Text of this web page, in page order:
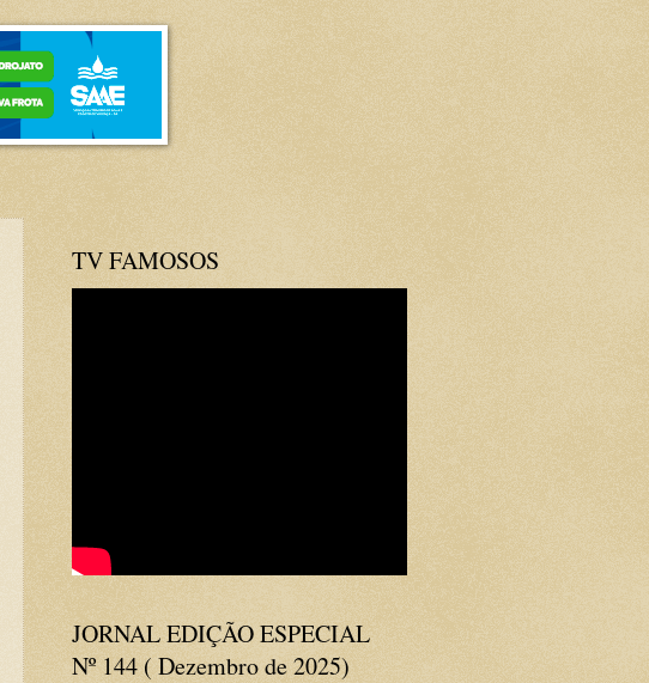
TV FAMOSOS
JORNAL EDIÇÃO ESPECIAL
Nº 144 ( Dezembro de 2025)